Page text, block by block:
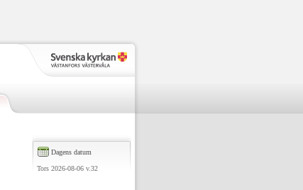
Dagens datum
Tors 2026-08-06 v.32